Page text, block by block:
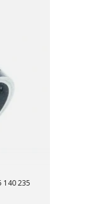
140 235